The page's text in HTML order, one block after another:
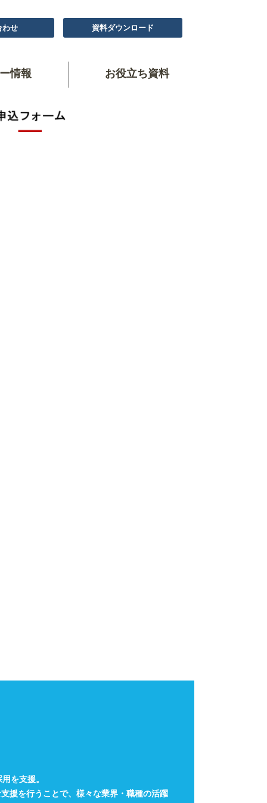
わせ 資料ダウンロード
情報 お役立ち資料
を支援。
援を行うことで、様々な業界・職種の活躍